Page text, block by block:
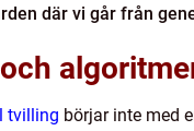
där vi går från
tvilling börjar inte med